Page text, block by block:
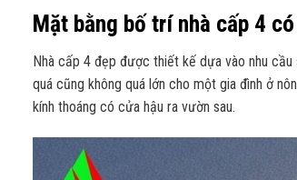
Mặt bằng bố trí nhà cấp 4
Nhà cấp 4 đẹp được thiết kế dựa vào nhu
quá cũng không quá lớn cho một gia đình ở
kính thoáng có cửa hậu ra vườn sau.